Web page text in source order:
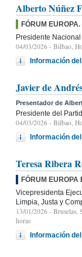
Alberto Núñez
FÓRUM
Presidente
04/03/2026 - Bilbao,
Información
Javier de
Presentador de
Presidente del
04/03/2026 - Bilbao,
Información
Teresa Ribera
FÓRUM EUROPA
Vicepresidenta
Limpia, Justa y
13/01/2026 - Bruselas,
horas
Información